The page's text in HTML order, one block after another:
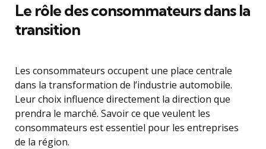
Le rôle des consommateurs dans la
transition
Les consommateurs occupent une place centrale
dans la transformation de l’industrie automobile.
Leur choix influence directement la direction que
prendra le marché. Savoir ce que veulent les
consommateurs est essentiel pour les entreprises
de la région.